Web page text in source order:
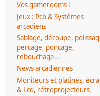
Vos gamerooms !
Jeux : Pcb & Systèmes
arcadiens
Sablage, découpe,
percage, poncage,
rebouchage...
News arcadiennes
Moniteurs et platines,
& Lcd, rétroprojecteurs